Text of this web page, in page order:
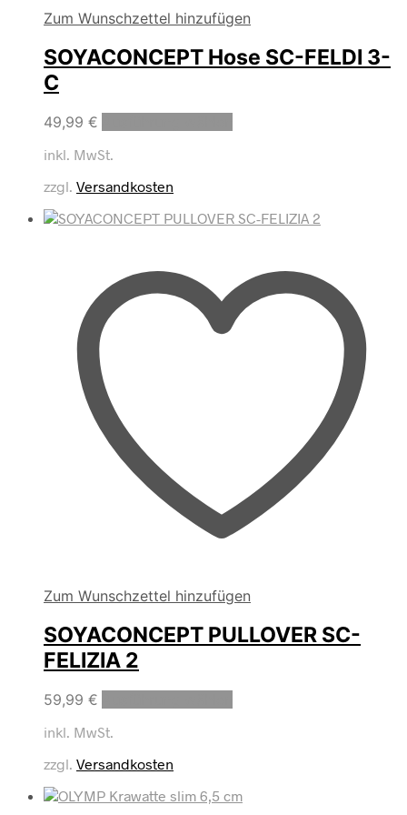
Zum Wunschzettel hinzufügen
SOYACONCEPT Hose SC-FELDI 3-
C
49,99 €
Die
auf
der
Produktseite
gewählt
inkl. MwSt.
zzgl. Versandkosten
Zum Wunschzettel hinzufügen
SOYACONCEPT PULLOVER SC-
FELIZIA 2
59,99 €
Die
inkl. MwSt.
zzgl. Versandkosten